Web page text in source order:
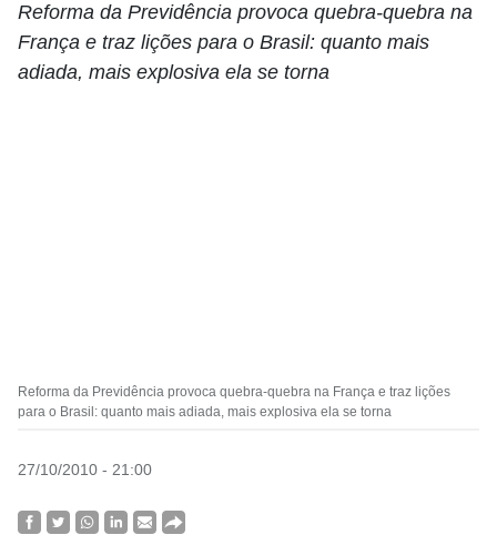
Reforma da Previdência provoca quebra-quebra na
França e traz lições para o Brasil: quanto mais
adiada, mais explosiva ela se torna
Reforma da Previdência provoca quebra-quebra na França e traz lições
para o Brasil: quanto mais adiada, mais explosiva ela se torna
27/10/2010 - 21:00